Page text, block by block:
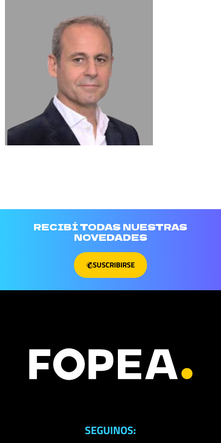
RECIBÍ TODAS NUESTRAS
NOVEDADES
SUSCRIBIRSE
SEGUINOS: